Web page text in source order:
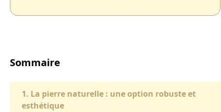
Sommaire
1. La pierre naturelle : une option robuste et
esthétique